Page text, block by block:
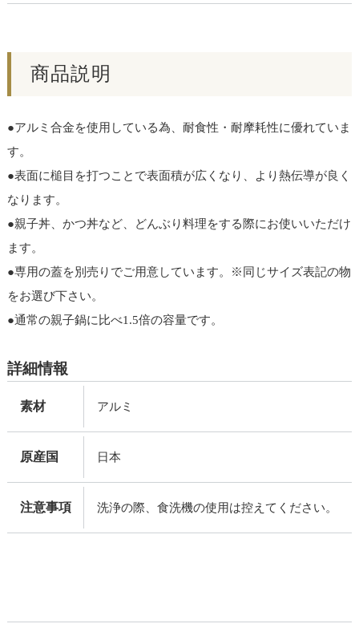
商品説明
●アルミ合金を使用している為、耐食性・耐摩耗性に優れていま
す。
●表面に槌目を打つことで表面積が広くなり、より熱伝導が良く
なります。
●親子丼、かつ丼など、どんぶり料理をする際にお使いいただけ
ます。
●専用の蓋を別売りでご用意しています。※同じサイズ表記の物
をお選び下さい。
●通常の親子鍋に比べ1.5倍の容量です。
詳細情報
素材 アルミ
原産国 日本
注意事項 洗浄の際、食洗機の使用は控えてください。